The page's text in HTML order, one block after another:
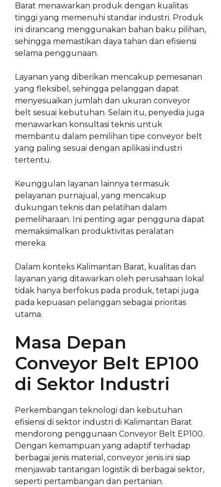
Barat menawarkan produk dengan kualitas
tinggi yang memenuhi standar industri. Produk
ini dirancang menggunakan bahan baku pilihan,
sehingga memastikan daya tahan dan efisiensi
selama penggunaan.
Layanan yang diberikan mencakup pemesanan
yang fleksibel, sehingga pelanggan dapat
menyesuaikan jumlah dan ukuran conveyor
belt sesuai kebutuhan. Selain itu, penyedia juga
menawarkan konsultasi teknis untuk
membantu dalam pemilihan tipe conveyor belt
yang paling sesuai dengan aplikasi industri
tertentu.
Keunggulan layanan lainnya termasuk
pelayanan purnajual, yang mencakup
dukungan teknis dan pelatihan dalam
pemeliharaan. Ini penting agar pengguna dapat
memaksimalkan produktivitas peralatan
mereka.
Dalam konteks Kalimantan Barat, kualitas dan
layanan yang ditawarkan oleh perusahaan lokal
tidak hanya berfokus pada produk, tetapi juga
pada kepuasan pelanggan sebagai prioritas
utama.
Masa Depan
Conveyor Belt EP100
di Sektor Industri
Perkembangan teknologi dan kebutuhan
efisiensi di sektor industri di Kalimantan Barat
mendorong penggunaan Conveyor Belt EP100.
Dengan kemampuan yang adaptif terhadap
berbagai jenis material, conveyor jenis ini siap
menjawab tantangan logistik di berbagai sektor,
seperti pertambangan dan pertanian.